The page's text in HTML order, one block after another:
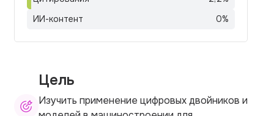
ИИ-контент
0%
Цель
Изучить применение цифровых двойников и